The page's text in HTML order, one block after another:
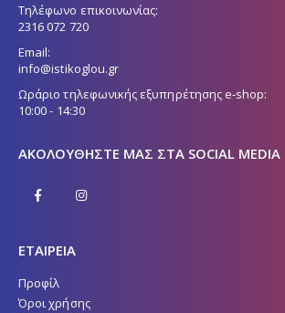
Τηλέφωνο επικοινωνίας:
2316 072 720
Email:
info@istikoglou.gr
Ωράριο τηλεφωνικής εξυπηρέτησης e-shop:
10:00 - 14:30
ΑΚΟΛΟΥΘΉΣΤΕ ΜΑΣ ΣΤΑ SOCIAL MEDIA
ΕΤΑΙΡΕΙΑ
Προφίλ
Όροι χρήσης